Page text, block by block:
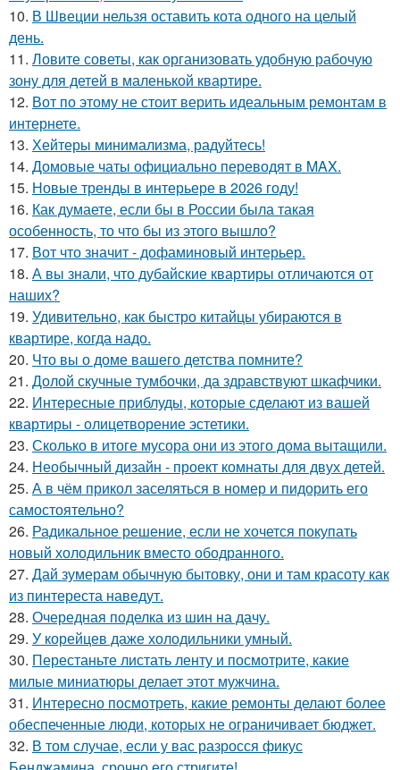
10. В Швеции нельзя оставить кота одного на целый
день.
11. Ловите советы, как организовать удобную рабочую
зону для детей в маленькой квартире.
12. Вот по этому не стоит верить идеальным ремонтам в
интернете.
13. Хейтеры минимализма, радуйтесь!
14. Домовые чаты официально переводят в MAX.
15. Новые тренды в интерьере в 2026 году!
16. Как думаете, если бы в России была такая
особенность, то что бы из этого вышло?
17. Вот что значит - дофаминовый интерьер.
18. А вы знали, что дубайские квартиры отличаются от
наших?
19. Удивительно, как быстро китайцы убираются в
квартире, когда надо.
20. Что вы о доме вашего детства помните?
21. Долой скучные тумбочки, да здравствуют шкафчики.
22. Интересные приблуды, которые сделают из вашей
квартиры - олицетворение эстетики.
23. Сколько в итоге мусора они из этого дома вытащили.
24. Необычный дизайн - проект комнаты для двух детей.
25. А в чём прикол заселяться в номер и пидорить его
самостоятельно?
26. Радикальное решение, если не хочется покупать
новый холодильник вместо ободранного.
27. Дай зумерам обычную бытовку, они и там красоту как
из пинтереста наведут.
28. Очередная поделка из шин на дачу.
29. У корейцев даже холодильники умный.
30. Перестаньте листать ленту и посмотрите, какие
милые миниатюры делает этот мужчина.
31. Интересно посмотреть, какие ремонты делают более
обеспеченные люди, которых не ограничивает бюджет.
32. В том случае, если у вас разросся фикус